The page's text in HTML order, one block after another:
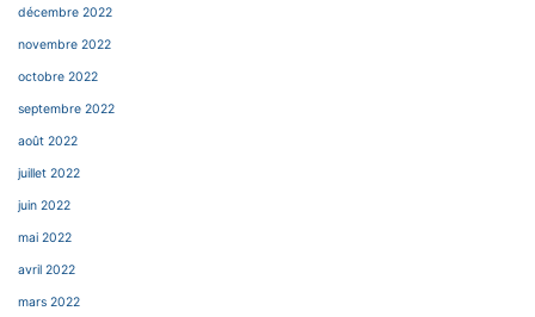
décembre 2022
novembre 2022
octobre 2022
septembre 2022
août 2022
juillet 2022
juin 2022
mai 2022
avril 2022
mars 2022